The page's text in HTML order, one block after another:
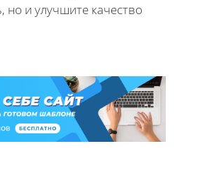
но и улучшите качество